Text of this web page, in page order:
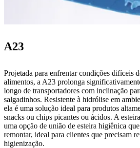
A23
Projetada para enfrentar condições difíceis
alimentos, a A23 prolonga
longo de transportadores com inclinação
salgadinhos. Resistente à hidrólise em
ela é uma solução ideal para produtos
snacks ou chips picantes ou ácidos. A
uma opção de união de esteira higiênica
remontar, ideal para clientes que precisam
higienização.